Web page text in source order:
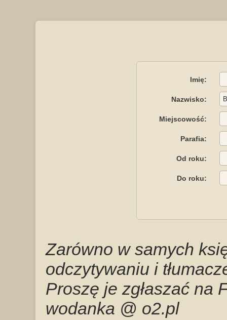
Imię:
Nazwisko:
Miejscowość:
Parafia:
Od roku:
Do roku:
Zarówno w samych
odczytywaniu i
Proszę je zgłaszać na
wodanka @ o2.pl